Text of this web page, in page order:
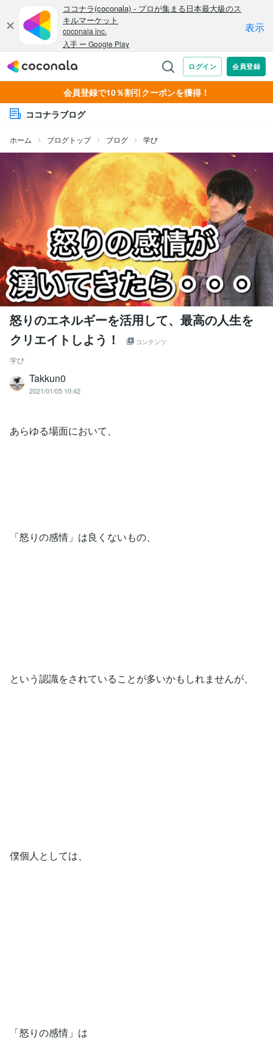
会員登録で10％割引クーポンを獲得！
ココナラブログ
ホーム ブログトップ ブログ 学び
怒りのエネルギーを活用して、最高の人生を
クリエイトしよう！
コンテンツ
学び
Takkun0
2021/01/05 10:42
あらゆる場面において、
「怒りの感情」は良くないもの、
という認識をされていることが多いかもしれませんが、
僕個人としては、
「怒りの感情」は